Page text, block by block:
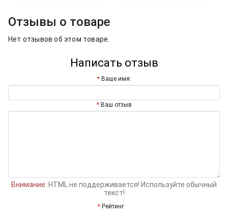
Отзывы о товаре
Нет отзывов об этом товаре.
Написать отзыв
Ваше имя:
Ваш отзыв
Внимание: HTML не поддерживается! Используйте обычный
текст!
Рейтинг